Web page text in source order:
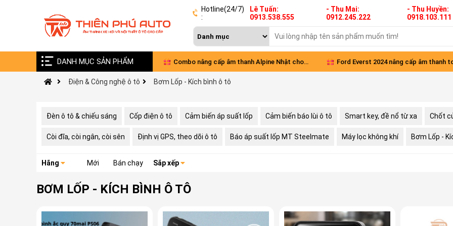
Hotline(24/7)
:
Lê Tuấn:
0913.538.555
- Thu Mai:
0912.245.222
- Thu Huyền:
0918.103.111
DANH MỤC SẢN PHẨM
Vinfast VF9 nâng cấp âm thanh Đức - Pháp Combo nâng cấp âm thanh Alpine Nhật cho
xe VinFast Limo Green
Ford Everst 2024 nâng cấp âm thanh
Điện & Công nghệ ô tô Bơm Lốp - Kích bình ô tô
Đèn ô tô & chiếu sáng Cốp điện ô tô Cảm biến áp suất lốp Cảm biến báo lùi ô tô Smart key, đề nổ từ xa Chốt
Còi đĩa, còi ngân, còi sên Định vị GPS, theo dõi ô tô Báo áp suất lốp MT Steelmate Máy lọc không khí Bơm Lốp -
Hãng Mới Bán chạy Sắp xếp
BƠM LỐP - KÍCH BÌNH Ô TÔ